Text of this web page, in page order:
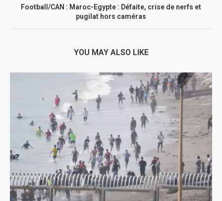
Football/CAN : Maroc-Egypte : Défaite, crise de nerfs et
pugilat hors caméras
YOU MAY ALSO LIKE